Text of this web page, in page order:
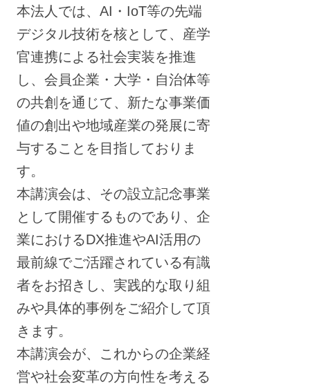
本法人では、AI・IoT等の先端
デジタル技術を核として、産学
官連携による社会実装を推進
し、会員企業・大学・自治体等
の共創を通じて、新たな事業価
値の創出や地域産業の発展に寄
与することを目指しておりま
す。
本講演会は、その設立記念事業
として開催するものであり、企
業におけるDX推進やAI活用の
最前線でご活躍されている有識
者をお招きし、実践的な取り組
みや具体的事例をご紹介して頂
きます。
本講演会が、これからの企業経
営や社会変革の方向性を考える